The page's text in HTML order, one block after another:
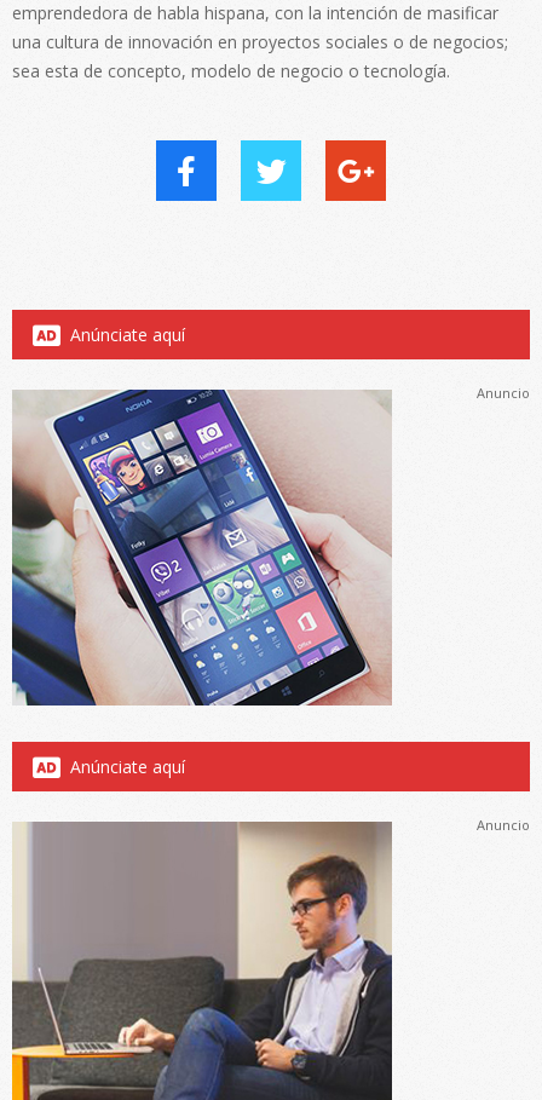
emprendedora de habla hispana, con la intención de masificar
una cultura de innovación en proyectos sociales o de negocios;
sea esta de concepto, modelo de negocio o tecnología.
Anúnciate aquí
Anuncio
Anúnciate aquí
Anuncio